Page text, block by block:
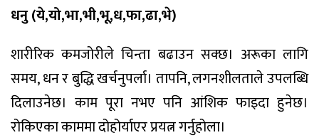
धनु (ये,यो,भा,भी,भू,ध,फा,ढा,भे)
शारीरिक कमजोरीले चिन्ता बढाउन सक्छ। अरूका लागि
समय, धन र बुद्धि खर्चनुपर्ला। तापनि, लगनशीलताले उपलब्धि
दिलाउनेछ। काम पूरा नभए पनि आंशिक फाइदा हुनेछ।
रोकिएका काममा दोहोर्याएर प्रयत्न गर्नुहोला।